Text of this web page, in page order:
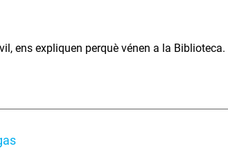
ens expliquen perquè vénen a la Biblioteca.